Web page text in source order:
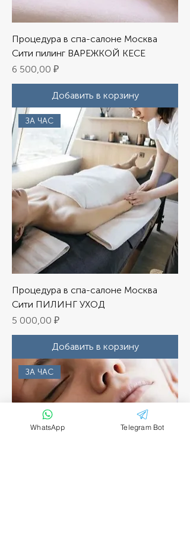
Процедура в спа-салоне Москва
Сити пилинг ВАРЕЖКОЙ КЕСЕ
Цена
6 500,00 ₽
Добавить в корзину
ЗА ЧАС
Процедура в спа-салоне Москва
Сити ПИЛИНГ УХОД
Цена
5 000,00 ₽
Добавить в корзину
ЗА ЧАС
WhatsApp Telegram Bot